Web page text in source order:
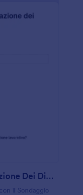
Sondaggio Sulla Soddisfazione Dei Dipendenti
il Sondaggio